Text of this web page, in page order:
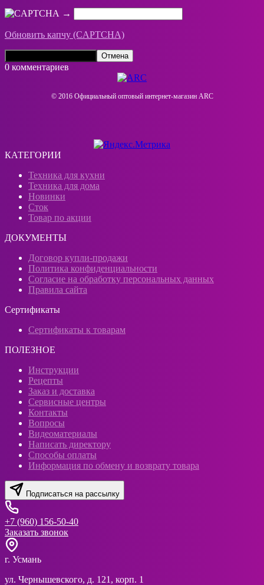
→
Обновить капчу (CAPTCHA)
0 комментариев
© 2016 Официальный оптовый интернeт-магазин ARC
КАТЕГОРИИ
Техника для кухни
Техника для дома
Новинки
Сток
Товар по акции
ДОКУМЕНТЫ
Договор купли-продажи
Политика конфиденциальности
Согласие на обработку персональных данных
Правила сайта
Сертификаты
Сертификаты к товарам
ПОЛЕЗНОЕ
Инструкции
Рецепты
Заказ и доставка
Сервисные центры
Контакты
Вопросы
Видеоматериалы
Написать директору
Способы оплаты
Информация по обмену и возврату товара
Подписаться на рассылку
+7 (960) 156-50-40
Заказать звонок
г. Усмань
ул. Чернышевского, д. 121, корп. 1